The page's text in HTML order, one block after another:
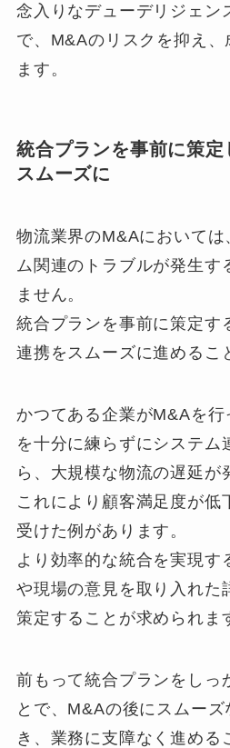
念入りなデューデリジェン
で、M&Aのリスクを抑え、
ます。
統合プランを事前に策
スムーズに
物流業界のM&Aにおいて
ム関連のトラブルが発生す
ません。
統合プランを事前に策定す
連携をスムーズに進めるこ
かつてある企業がM&Aを
を十分に練らずにシステム
ら、大規模な物流の遅延が
これにより顧客満足度が低
受けた例があります。
より効率的な統合を実現す
や現場の意見を取り入れた
策定することが求められま
前もって統合プランをしっ
とで、M&Aの後にスムー
き、業務に支障なく進める